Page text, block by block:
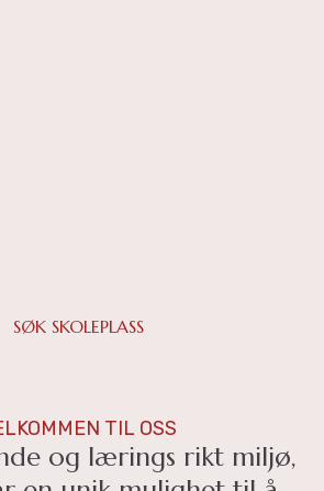
SØK SKOLEPLASS
TIL OSS
og lærings rikt miljø,